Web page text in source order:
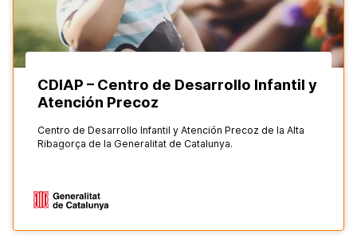
CDIAP – Centro de Desarrollo Infantil y
Atención Precoz
Centro de Desarrollo Infantil y Atención Precoz de la Alta
Ribagorça de la Generalitat de Catalunya.